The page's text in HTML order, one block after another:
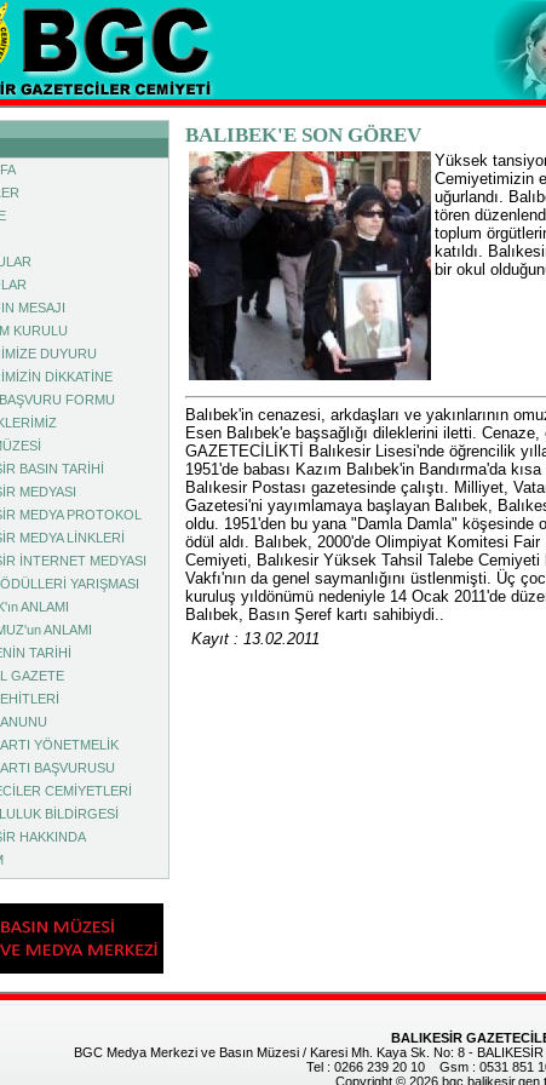
MESAJI
KURULU
DUYURU
DİKKATİNE
FORMU
BASIN TARİHİ
MEDYASI
MEDYA PROTOKOL
MEDYA LİNKLERİ
İNTERNET MEDYASI
YARIŞMASI
ANLAMI
ANLAMI
TARİHİ
GAZETE
YÖNETMELİK
BAŞVURUSU
CEMİYETLERİ
BİLDİRGESİ
HAKKINDA
BALIBEK'E SON GÖREV
Yüksek
Cemiyetimizin
uğurlandı.
tören
toplum
katıldı.
bir okul
Balıbek'in cenazesi, arkdaşları ve yakınlarının
Esen Balıbek'e başsağlığı dileklerini iletti.
GAZETECİLİKTİ Balıkesir Lisesi'nde öğrencilik
1951'de babası Kazım Balıbek'in Bandırma'da
Balıkesir Postası gazetesinde çalıştı. Milliyet,
Gazetesi'ni yayımlamaya başlayan Balıbek,
oldu. 1951'den bu yana "Damla Damla" köşesinde
ödül aldı. Balıbek, 2000'de Olimpiyat Komitesi
Cemiyeti, Balıkesir Yüksek Tahsil Talebe
Vakfı'nın da genel saymanlığını üstlenmişti. Üç
kuruluş yıldönümü nedeniyle 14 Ocak 2011'de
Balıbek, Basın Şeref kartı sahibiydi..
Kayıt : 13.02.2011
BALIKESİR
BGC Medya Merkezi ve Basın Müzesi / Karesi Mh. Kaya Sk. No: 8 -
Tel : 0266 239 20 10 Gsm : 0531 851
Copyright © 2026